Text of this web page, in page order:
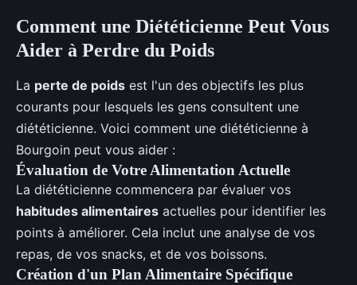
Comment une Diététicienne Peut Vous
Aider à Perdre du Poids
La perte de poids est l'un des objectifs les plus
courants pour lesquels les gens consultent une
diététicienne. Voici comment une diététicienne à
Bourgoin peut vous aider :
Évaluation de Votre Alimentation Actuelle
La diététicienne commencera par évaluer vos
habitudes alimentaires actuelles pour identifier les
points à améliorer. Cela inclut une analyse de vos
repas, de vos snacks, et de vos boissons.
Création d'un Plan Alimentaire Spécifique